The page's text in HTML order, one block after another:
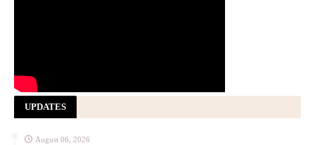
UPDATES
August 06, 2026